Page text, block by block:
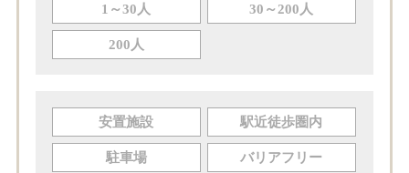
1～30人 30～200人
200人
安置施設 駅近徒歩圏内
駐車場 バリアフリー